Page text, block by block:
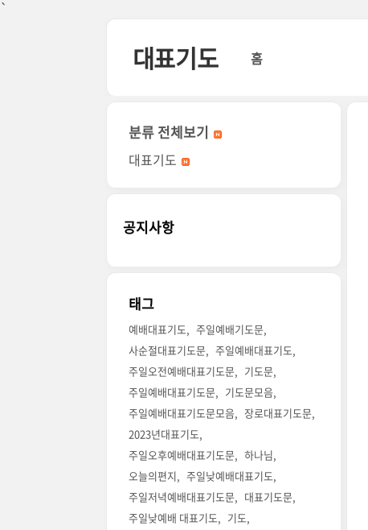
`
본문 바로가기
대표기도 홈
분류 전체보기
대표기도
공지사항
태그
예배대표기도
주일예배기도문
사순절대표기도문
주일예배대표기도
주일오전예배대표기도문
기도문
주일예배대표기도문
기도문모음
주일예배대표기도문모음
장로대표기도문
2023년대표기도
주일오후예배대표기도문
하나님
오늘의편지
주일낮예배대표기도
주일저녁예배대표기도문
대표기도문
주일낮예배 대표기도
기도